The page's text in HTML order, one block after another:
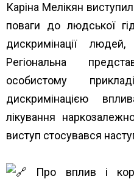
Каріна Мелікян
поваги до людської
дискримінації
Регіональна
особистому
дискримінацією
лікування
виступ стосувався
Про вплив і